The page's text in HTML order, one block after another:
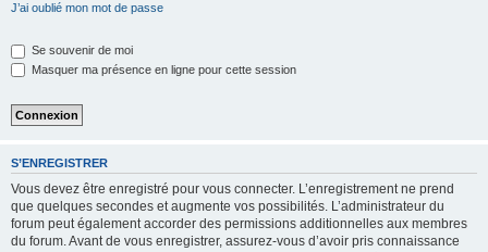
J’ai oublié mon mot de passe
Se souvenir de moi
Masquer ma présence en ligne pour cette session
S’ENREGISTRER
Vous devez être enregistré pour vous connecter. L’enregistrement ne prend
que quelques secondes et augmente vos possibilités. L’administrateur du
forum peut également accorder des permissions additionnelles aux membres
du forum. Avant de vous enregistrer, assurez-vous d’avoir pris connaissance